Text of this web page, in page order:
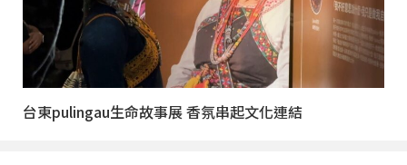
台東pulingau生命故事展 香氛串起文化連結